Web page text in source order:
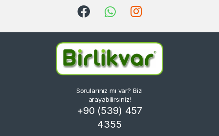
Sorularınız mı var? Bizi
arayabilirsiniz!
+90 (539) 457
4355